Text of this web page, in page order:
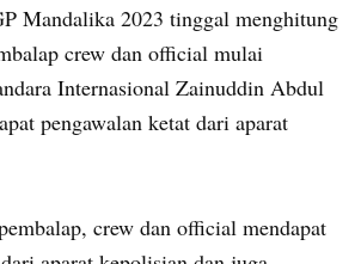
Mandalika 2023 tinggal menghitung
crew dan official mulai
Internasional Zainuddin Abdul
pengawalan ketat dari aparat
crew dan official mendapat